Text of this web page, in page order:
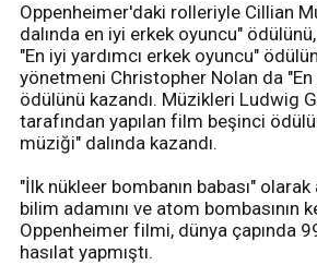
Oppenheimer'daki rolleriyle Cillian
dalında en iyi erkek oyuncu"
"En iyi yardımcı erkek oyuncu"
yönetmeni Christopher Nolan da
ödülünü kazandı. Müzikleri Ludwig
tarafından yapılan film beşinci
müziği" dalında kazandı.
"İlk nükleer bombanın babası"
bilim adamını ve atom bombasının
Oppenheimer filmi, dünya çapında
hasılat yapmıştı.